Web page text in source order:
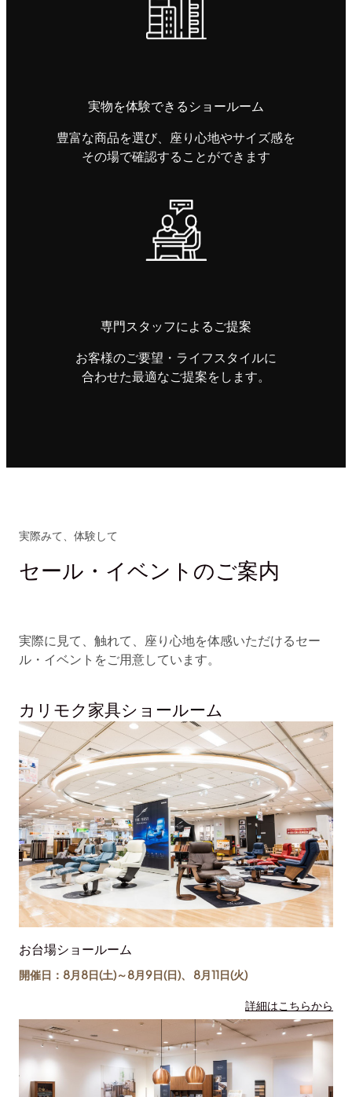
実物を体験できるショールーム
豊富な商品を選び、座り心地やサイズ感を
その場で確認することができます
専門スタッフによるご提案
お客様のご要望・ライフスタイルに
合わせた最適なご提案をします。
実際みて、体験して
セール・イベントのご案内
実際に見て、触れて、座り心地を体感いただけるセー
ル・イベントをご用意しています。
カリモク家具ショールーム
お台場ショールーム
開催日：8月8日(土)～8月9日(日)、 8月11日(火)
詳細はこちらから